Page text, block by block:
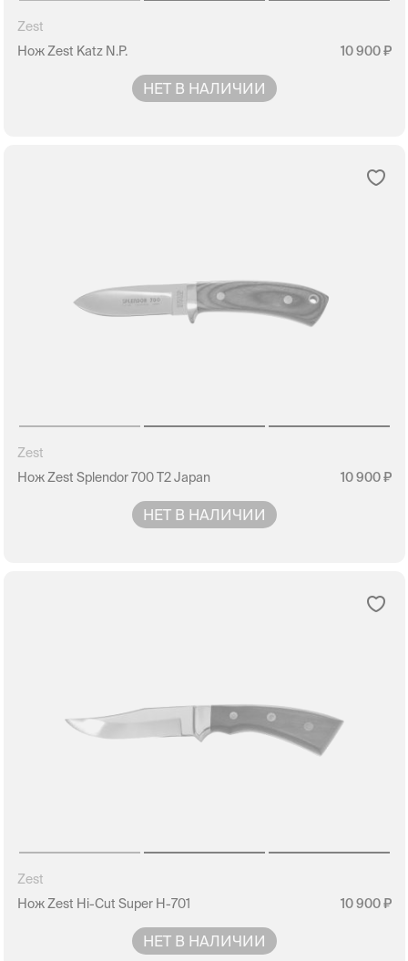
Zest
Нож Zest Katz N.P.
10 900
НЕТ В НАЛИЧИИ
Zest
Нож Zest Splendor 700 T2 Japan
10 900
НЕТ В НАЛИЧИИ
Zest
Нож Zest Hi-Cut Super H-701
10 900
НЕТ В НАЛИЧИИ